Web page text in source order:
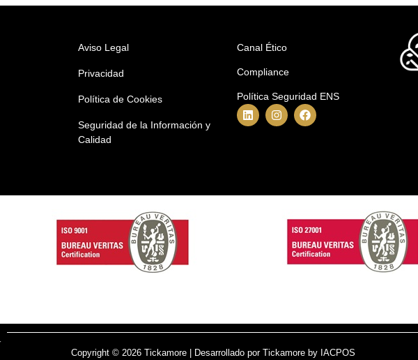
Aviso Legal
Privacidad
Política de Cookies
Seguridad de la Información y
Calidad
Canal Ético
Compliance
Política Seguridad ENS
Copyright © 2026 Tickamore | Desarrollado por Tickamore by IACPOS